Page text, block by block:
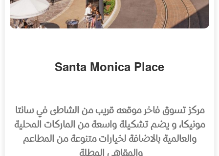
Santa Monica Place
مركز تسوق فاخر موقعه قريب من الشاطئ في سانتا
مونيكا، و يضم تشكيلة واسعة من الماركات المحلية
والعالمية بالاضافة لخيارات متنوعة من المطاعم